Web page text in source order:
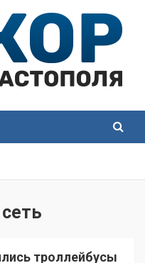
троллейбусы